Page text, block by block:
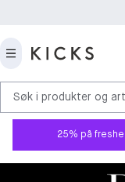
Søk i produkter og
25% på